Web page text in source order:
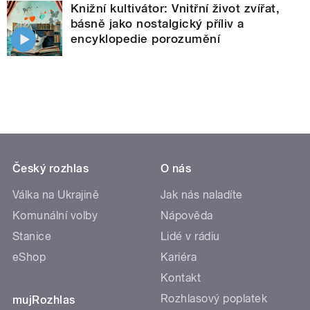
Knižní kultivátor: Vnitřní život zvířat,
básně jako nostalgický příliv a
encyklopedie porozumění
Český rozhlas
Válka na Ukrajině
Komunální volby
Stanice
eShop
mujRozhlas
O nás
Jak nás naladíte
Nápověda
Lidé v rádiu
Kariéra
Kontakt
Rozhlasový poplatek